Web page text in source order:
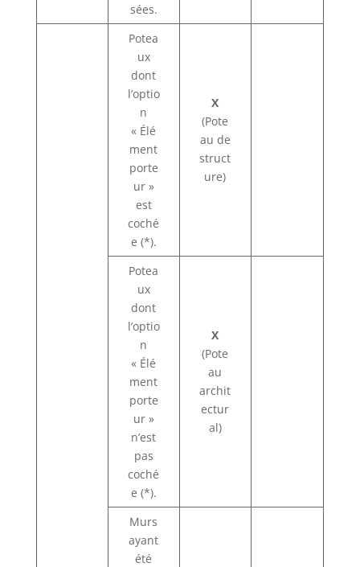
sées.
Potea
ux
dont
l’optio
n
« Élé
ment
porte
ur »
est
coché
e (*).
X
(Pote
au de
struct
ure)
Potea
ux
dont
l’optio
n
« Élé
ment
porte
ur »
n’est
pas
coché
e (*).
X
(Pote
au
archit
ectur
al)
Murs
ayant
été